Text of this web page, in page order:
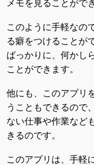
メモを見ることがで
このように手軽なの
る癖をつけることが
ばっかりに、何かし
ことができます。
他にも、このアプリ
うこともできるので
ない仕事や作業など
きるのです。
このアプリは、手軽